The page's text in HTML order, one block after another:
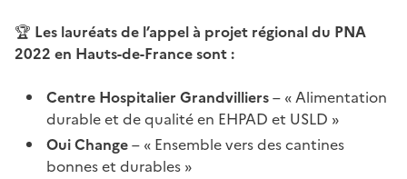
🏆 Les lauréats de l’appel à projet régional du PNA
2022 en Hauts-de-France sont :
Centre Hospitalier Grandvilliers– « Alimentation
durable et de qualité en EHPAD et USLD »
Oui Change– « Ensemble vers des cantines
bonnes et durables »